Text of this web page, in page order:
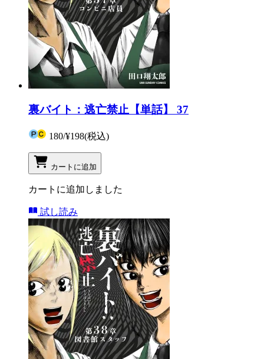
裏バイト：逃亡禁止【単話】 37
180/¥198(税込)
カートに追加
カートに追加しました
試し読み